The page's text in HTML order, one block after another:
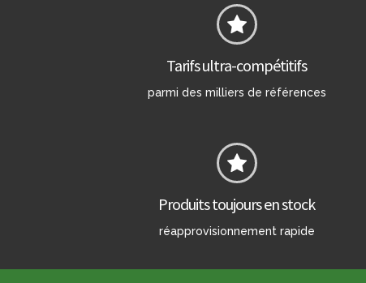
Tarifs ultra-compétitifs
parmi des milliers de références
Produits toujours en stock
réapprovisionnement rapide